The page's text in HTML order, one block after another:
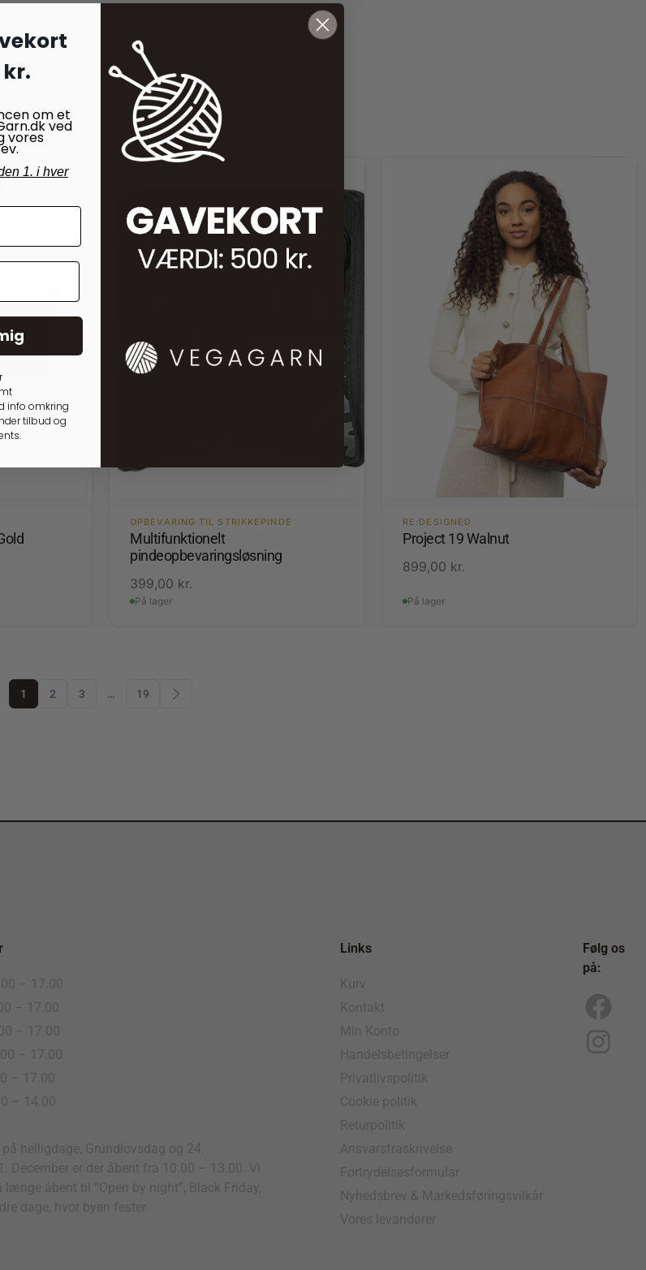
OPBEVARING TIL STRIKKEPINDE
Multifunktionelt
pindeopbevaringsløsning
399,00 kr.
På lager
RE:DESIGNED
Project 19 Walnut
899,00 kr.
På lager
1 2 3 … 19
– 17.00
– 17.00
– 17.00
– 17.00
– 17.00
– 14.00
på helligdage, Grundlovsdag og 24.
December er der åbent fra 10.00 – 13.00. Vi
længe åbent til “Open by night”, Black Friday,
dage, hvor byen fester.
Links
Kurv
Kontakt
Min Konto
Handelsbetingelser
Privatlivspolitik
Cookie politik
Returpolitik
Ansvarsfraskrivelse
Fortrydelsesformular
Nyhedsbrev & Markedsføringsvilkår
Vores levandører
Følg os
på:
F
a
I
n
om et
ved
vores
1. i hver
info omkring
tilbud og